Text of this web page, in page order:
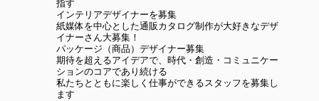
指す
インテリアデザイナーを募集
紙媒体を中心とした通販カタログ制作が大好きなデザ
イナーさん大募集！
パッケージ（商品）デザイナー募集
期待を超えるアイデアで、時代・創造・コミュニケー
ションのコアであり続ける
私たちとともに楽しく仕事ができるスタッフを募集し
ます